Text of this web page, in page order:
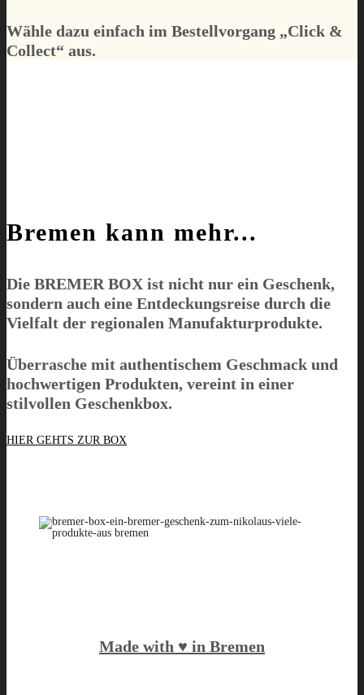
Wähle dazu einfach im Bestellvorgang „Click &
Collect“ aus.
Bremen kann mehr...
Die BREMER BOXist nicht nur ein Geschenk,
sondern auch eine Entdeckungsreise durch die
Vielfalt der regionalen Manufakturprodukte.
Überrasche mit authentischem Geschmack und
hochwertigen Produkten, vereint in einer
stilvollen Geschenkbox.
HIER GEHTS ZUR BOX
Made with ♥️ in Bremen